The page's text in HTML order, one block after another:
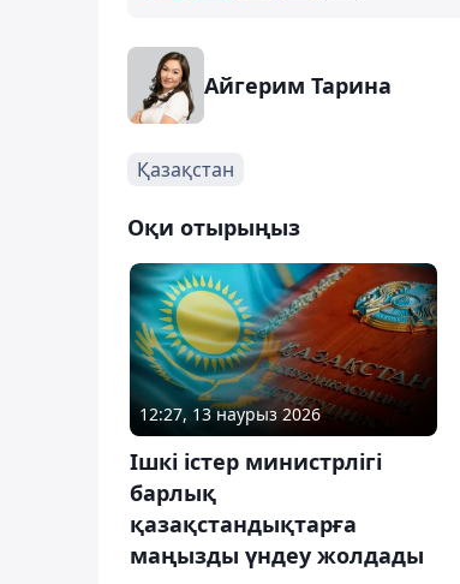
Айгерим Тарина
Қазақстан
Оқи отырыңыз
12:27, 13 наурыз 2026
Ішкі істер министрлігі
барлық
қазақстандықтарға
маңызды үндеу жолдады